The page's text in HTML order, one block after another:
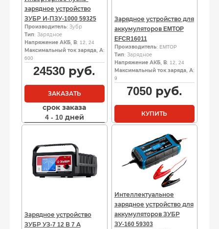
зарядное устройство
ЗУБР И-ПЗУ-1000 59325
Производитель: Зубр
Тип: Зарядное
Напряжение АКБ, В: 12, 24
Максимальный ток заряда, А:
600
24530 руб.
ЗАКАЗАТЬ
срок заказа
4 - 10 дней
Зарядное устройство для
аккумуляторов EMTOP
EFCR16011
Производитель: EMTOP
Тип: Зарядное
Напряжение АКБ, В: 12, 24
Максимальный ток заряда, А:
9
7050руб.
КУПИТЬ
Зарядное устройство
ЗУБР УЗ-7 12 В 7 А
Интеллектуальное
зарядное устройство для
аккумуляторов ЗУБР
ЗУ-160 59303